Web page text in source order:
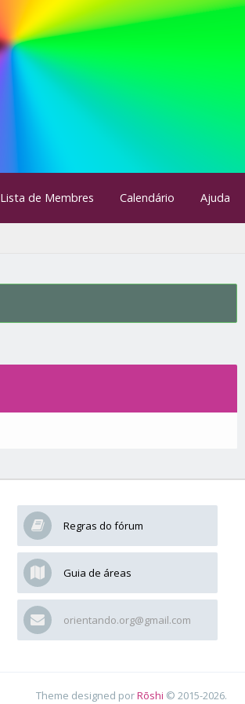
Lista de Membres Calendário Ajuda
Regras do fórum
Guia de áreas
orientando.org@gmail.com
Theme designed porRōshi © 2015-2026.